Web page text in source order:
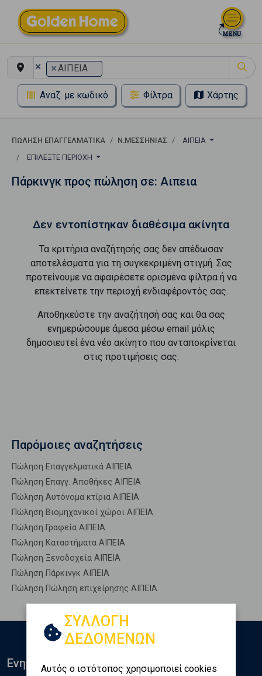
× ×ΑΙΠΕΙΑ
Αναζ. με κωδικό Φίλτρα Χάρτης
ΠΏΛΗΣΗ ΕΠΑΓΓΕΛΜΑΤΙΚΆ Ν.ΜΕΣΣΗΝΙΑΣ
ΑΙΠΕΙΑ
ΕΠΙΛΈΞΤΕ ΠΕΡΙΟΧΉ
Πάρκινγκ προς πώληση σε: Αιπεια
Δεν εντοπίστηκαν διαθέσιμα ακίνητα
Τα κριτήρια αναζήτησής σας δεν απέδωσαν
αποτελέσματα για τη συγκεκριμένη στιγμή. Σας
προτείνουμε να αφαιρέσετε ορισμένα φίλτρα ή να
επεκτείνετε την περιοχή ενδιαφέροντός σας.
Αποθηκεύστε την αναζήτησή σας και θα σας
ενημερώσουμε άμεσα μέσω email μόλις
δημοσιευτεί ένα νέο ακίνητο που ανταποκρίνεται
στις προτιμήσεις σας.
Παρόμοιες αναζητήσεις
Πώληση Επαγγελματικά ΑΙΠΕΙΑ
Πώληση Επαγγ. Αποθήκες ΑΙΠΕΙΑ
Πώληση Αυτόνομα κτίρια ΑΙΠΕΙΑ
Πώληση Βιομηχανικοί χώροι ΑΙΠΕΙΑ
Πώληση Γραφεία ΑΙΠΕΙΑ
Πώληση Καταστήματα ΑΙΠΕΙΑ
Πώληση Ξενοδοχεία ΑΙΠΕΙΑ
Πώληση Πάρκινγκ ΑΙΠΕΙΑ
Πώληση Πώληση επιχείρησης ΑΙΠΕΙΑ
ΣΥΛΛΟΓΗ
ΔΕΔΟΜΕΝΩΝ
Αυτός ο ιστότοπος χρησιμοποιεί cookies
Ενημερωθείτε